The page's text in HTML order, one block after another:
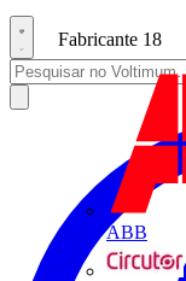
Fabricante 18
ABB